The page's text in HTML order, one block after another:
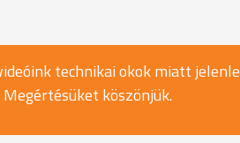
technikai okok miatt
köszönjük.